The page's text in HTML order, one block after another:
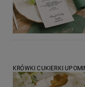
KRÓWKI CUKIERKI